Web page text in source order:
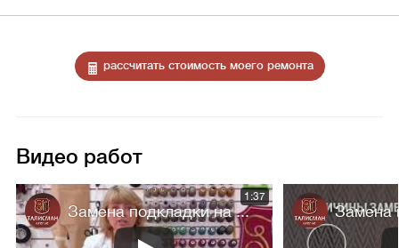
рассчитать стоимость моего ремонта
Видео работ
Замена подкладки на ...
1:37
Замена